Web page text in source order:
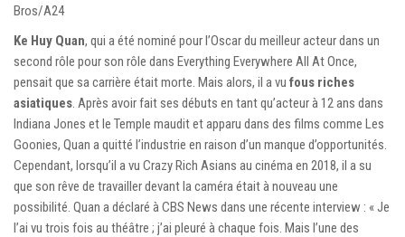
Bros/A24
Ke Huy Quan, qui a été nominé pour l’Oscar du meilleur acteur dans un
second rôle pour son rôle dans Everything Everywhere All At Once,
pensait que sa carrière était morte. Mais alors, il a vu fous riches
asiatiques. Après avoir fait ses débuts en tant qu’acteur à 12 ans dans
Indiana Jones et le Temple maudit et apparu dans des films comme Les
Goonies, Quan a quitté l’industrie en raison d’un manque d’opportunités.
Cependant, lorsqu’il a vu Crazy Rich Asians au cinéma en 2018, il a su
que son rêve de travailler devant la caméra était à nouveau une
possibilité. Quan a déclaré à CBS News dans une récente interview : « Je
l’ai vu trois fois au théâtre ; j’ai pleuré à chaque fois. Mais l’une des